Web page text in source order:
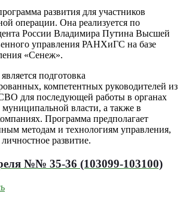
развития для участников
операции. Она реализуется по
России Владимира Путина Высшей
управления РАНХиГС на базе
«Сенеж».
подготовка
компетентных руководителей из
для последующей работы в органах
муниципальной власти, а также в
Программа предполагает
методам и технологиям управления,
развитие.
№№ 35-36 (103099-103100)